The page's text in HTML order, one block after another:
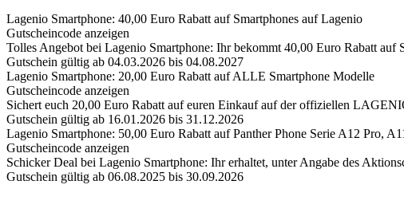
Lagenio Smartphone: 40,00 Euro Rabatt auf Smartphones auf Lagenio
Gutscheincode anzeigen
Tolles Angebot bei Lagenio Smartphone: Ihr bekommt 40,00 Euro Rabatt auf
Gutschein gültig ab 04.03.2026 bis 04.08.2027
Lagenio Smartphone: 20,00 Euro Rabatt auf ALLE Smartphone Modelle
Gutscheincode anzeigen
Sichert euch 20,00 Euro Rabatt auf euren Einkauf auf der offiziellen
Gutschein gültig ab 16.01.2026 bis 31.12.2026
Lagenio Smartphone: 50,00 Euro Rabatt auf Panther Phone Serie A12 Pro,
Gutscheincode anzeigen
Schicker Deal bei Lagenio Smartphone: Ihr erhaltet, unter Angabe des
Gutschein gültig ab 06.08.2025 bis 30.09.2026